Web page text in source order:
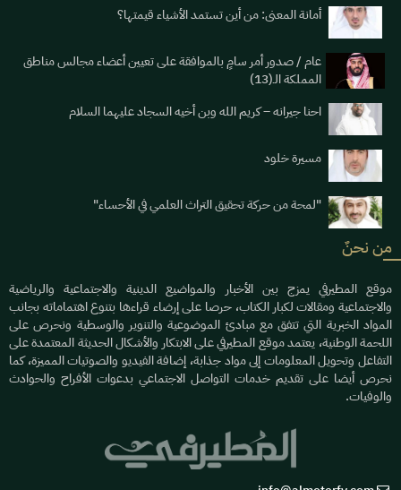
أمانة المعنى: من أين تستمد الأشياء قيمتها؟
عام / صدور أمر سامٍ بالموافقة على تعيين أعضاء مجالس مناطق
المملكة الـ(13)
احنا جيرانه – كريم الله وبن أخيه السجاد عليهما السلام
مسيرة خلود
"لمحة من حركة تحقيق التراث العلمي في الأحساء"
من نحنٌ
موقع المطيرفي يمزج بين الأخبار والمواضيع الدينية والاجتماعية والرياضية
والاجتماعية ومقالات لكبار الكتاب، حرصا على إرضاء قراءها بتنوع اهتماماته بجانب
المواد الخبرية التي تتفق مع مبادئ الموضوعية والتنوير والوسطية ونحرص على
اللحمة الوطنية، يعتمد موقع المطيرفي على الابتكار والأشكال الحديثة المعتمدة على
التفاعل وتحويل المعلومات إلى مواد جذابة، إضافة الفيديو والصوتيات المميزة، كما
نحرص أيضا على تقديم خدمات التواصل الاجتماعي بدعوات الأفراح والحوادث
والوفيات.